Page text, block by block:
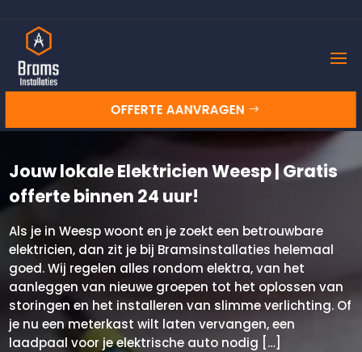
OFFERTE AANVRAGEN
Jouw lokale Elektricien Weesp | Gratis
offerte binnen 24 uur!
Als je in Weesp woont en je zoekt een betrouwbare
elektricien, dan zit je bij Bramsinstallaties helemaal
goed. Wij regelen alles rondom elektra, van het
aanleggen van nieuwe groepen tot het oplossen van
storingen en het installeren van slimme verlichting. Of
je nu een meterkast wilt laten vervangen, een
laadpaal voor je elektrische auto nodig […]